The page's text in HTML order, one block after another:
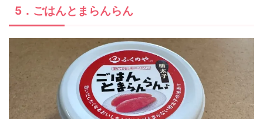
5．ごはんとまらんらん